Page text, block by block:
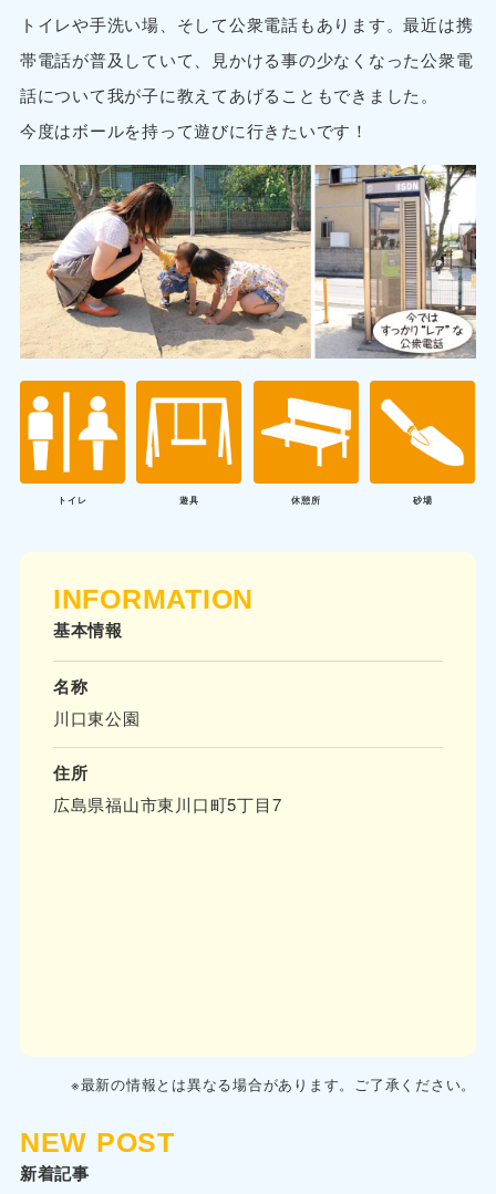
トイレや手洗い場、そして公衆電話もあります。最近は携
帯電話が普及していて、見かける事の少なくなった公衆電
話について我が子に教えてあげることもできました。
今度はボールを持って遊びに行きたいです！
トイレ 遊具 休憩所 砂場
INFORMATION
基本情報
名称
川口東公園
住所
広島県福山市東川口町5丁目7
※最新の情報とは異なる場合があります。ご了承ください。
NEW POST
新着記事